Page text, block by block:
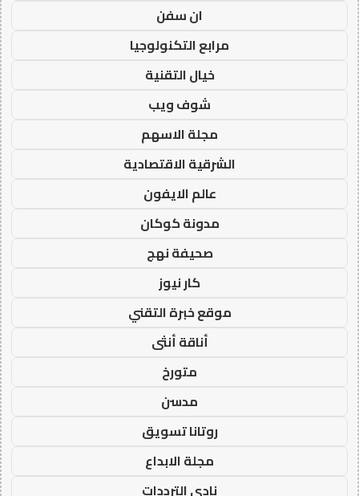
ان سفن
مرابع التكنولوجيا
خيال التقنية
شوف ويب
مجلة الاسهم
الشرقية الاقتصادية
عالم الايفون
مدونة كوكان
صحيفة نهج
كار نيوز
موقع خبرة التقني
أناقة أنثى
متورخ
مدسن
روتانا تسويق
مجلة الابداع
نادي الترددات